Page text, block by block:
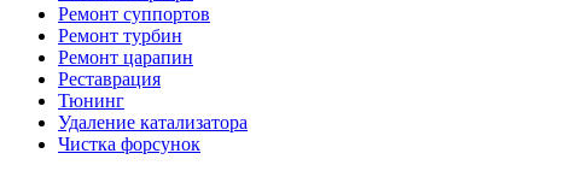
Ремонт суппортов
Ремонт турбин
Ремонт царапин
Реставрация
Тюнинг
Удаление катализатора
Чистка форсунок